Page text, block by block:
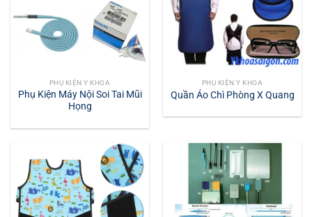
PHỤ KIỆN Y KHOA
Phụ Kiện Máy Nội Soi Tai Mũi
Họng
PHỤ KIỆN Y KHOA
Quần Áo Chì Phòng X Quang